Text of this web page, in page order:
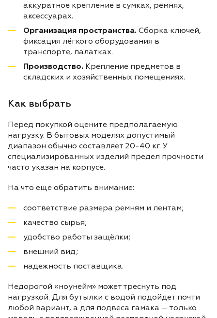
аккуратное крепление в сумках, ремнях,
аксессуарах.
Организация пространства. Сборка ключей,
фиксация лёгкого оборудования в
транспорте, палатках.
Производство. Крепление предметов в
складских и хозяйственных помещениях.
Как выбрать
Перед покупкой оцените предполагаемую
нагрузку. В бытовых моделях допустимый
диапазон обычно составляет 20-40 кг. У
специализированных изделий предел прочности
часто указан на корпусе.
На что ещё обратить внимание:
соответствие размера ремням и лентам;
качество сырья;
удобство работы защёлки;
внешний вид;
надежность поставщика.
Недорогой «ноунейм» может треснуть под
нагрузкой. Для бутылки с водой подойдет почти
любой вариант, а для подвеса гамака – только